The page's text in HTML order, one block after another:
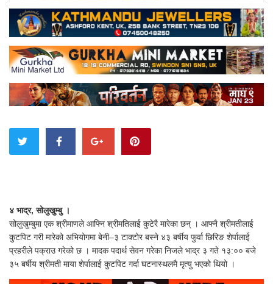
४ भाद्र, सोलुखुम्बु ।
सोलुखुम्बुमा एक श्रीमाणले आफ्नि श्रीमतिलाई कुटेरै मारेका छन् । आफ्नै श्रीमतीलाई
कुटपिट गरी मारेको अभियोगमा बेनी–३ टाक्टोर बस्ने ४३ बर्षीय फुर्वा छिरिङ शेर्पालाई
प्रहरीले पक्राउ गरेको छ । मादक पदार्थ सेवन गरेका निजले भाद्र ३ गते १३:०० बजे
३५ बर्षीय श्रीमती माया शेर्पालाई कुटपिट गर्दा घटनास्थलमै मृत्यु भएको थियो ।